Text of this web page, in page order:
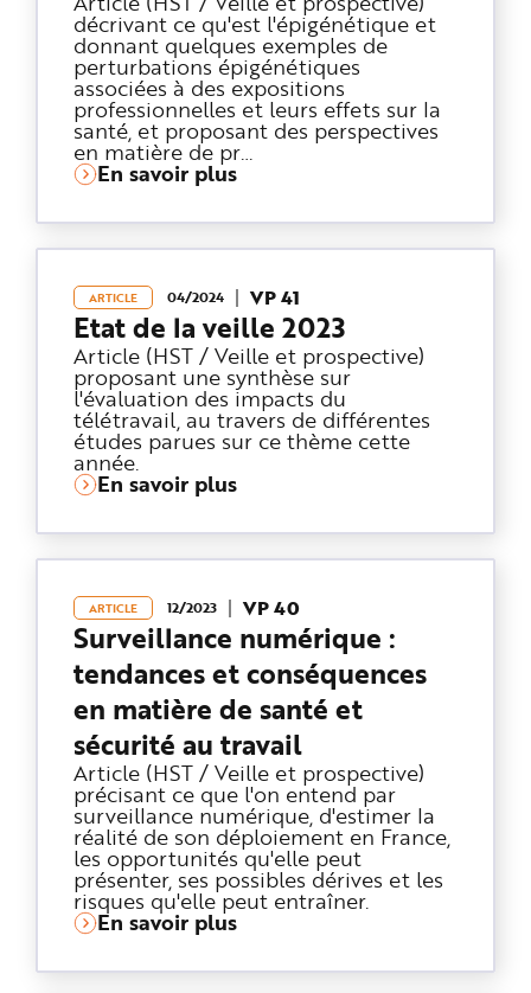
décrivant ce qu'est l'épigénétique et
donnant quelques exemples de
perturbations épigénétiques
associées à des expositions
professionnelles et leurs effets sur la
santé, et proposant des perspectives
en matière de pr…
En savoir plus
ARTICLE 04/2024 VP 41
Etat de la veille 2023
Article (HST / Veille et prospective)
proposant une synthèse sur
l'évaluation des impacts du
télétravail, au travers de différentes
études parues sur ce thème cette
année.
En savoir plus
ARTICLE 12/2023 VP 40
Surveillance numérique :
tendances et conséquences
en matière de santé et
sécurité au travail
Article (HST / Veille et prospective)
précisant ce que l'on entend par
surveillance numérique, d'estimer la
réalité de son déploiement en France,
les opportunités qu'elle peut
présenter, ses possibles dérives et les
risques qu'elle peut entraîner.
En savoir plus